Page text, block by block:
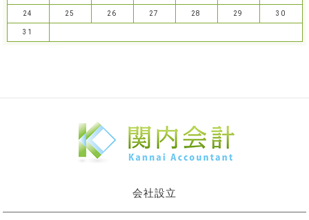
24 25 26 27 28 29 30
31
会社設立